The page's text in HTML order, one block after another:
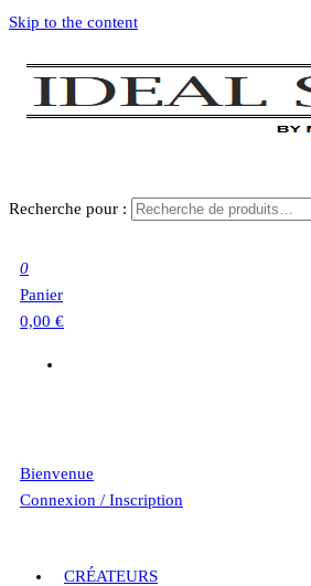
Skip to the content
Recherche pour :
0
Panier
0,00 €
Bienvenue
Connexion / Inscription
CRÉATEURS